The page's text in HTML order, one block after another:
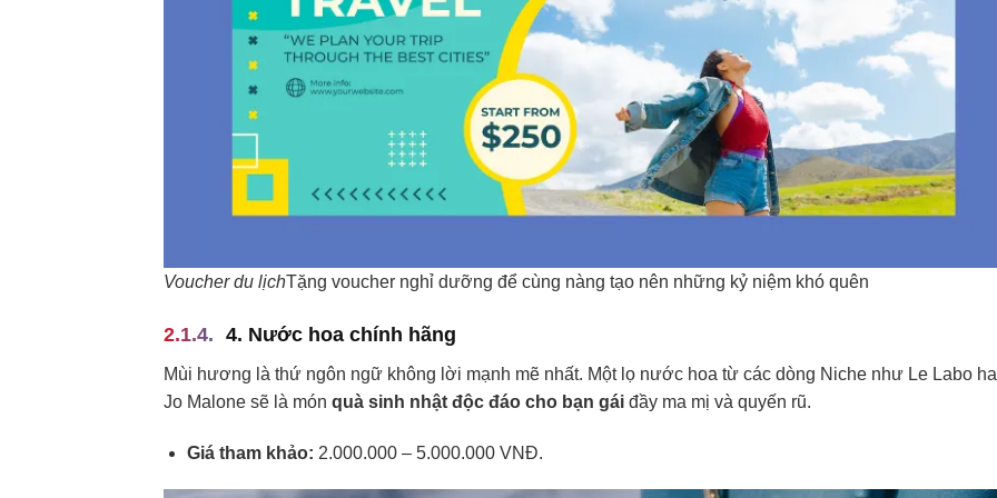
Voucher du lịchTặng voucher nghỉ dưỡng để cùng nàng tạo nên những kỷ niệm khó quên
4. Nước hoa chính hãng
Mùi hương là thứ ngôn ngữ không lời mạnh mẽ nhất. Một lọ nước hoa từ các dòng Niche như Le Labo
Jo Malone sẽ là món quà sinh nhật độc đáo cho bạn gái đầy ma mị và quyến rũ.
Giá tham khảo: 2.000.000 – 5.000.000 VNĐ.